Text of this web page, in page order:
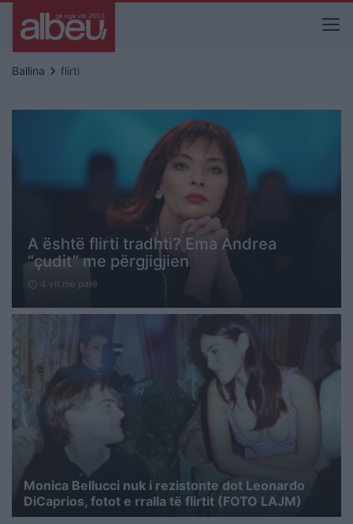
Ballina keyboard_arrow_right flirti
A është flirti tradhti? Ema Andrea
“çudit” me përgjigjien
schedule 4 vit me parë
Monica Bellucci nuk i rezistonte dot Leonardo
DiCaprios, fotot e rralla të flirtit (FOTO LAJM)